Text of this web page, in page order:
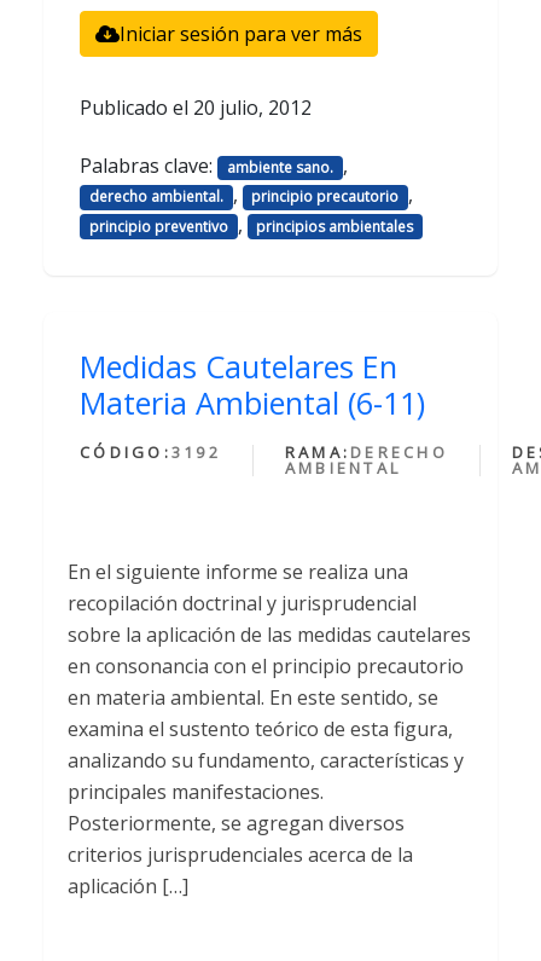
Iniciar sesión para ver más
Publicado el 20 julio, 2012
Palabras clave: ambiente sano. ,
derecho ambiental. , principio precautorio ,
principio preventivo , principios ambientales
Medidas Cautelares En
Materia Ambiental (6-11)
CÓDIGO:3192 RAMA: DERECHO
AMBIENTAL
En el siguiente informe se realiza una
recopilación doctrinal y jurisprudencial
sobre la aplicación de las medidas cautelares
en consonancia con el principio precautorio
en materia ambiental. En este sentido, se
examina el sustento teórico de esta figura,
analizando su fundamento, características y
principales manifestaciones.
Posteriormente, se agregan diversos
criterios jurisprudenciales acerca de la
aplicación […]